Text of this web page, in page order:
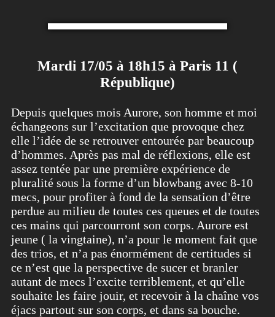
Mardi 17/05 à 18h15 à Paris 11 (
République)
Depuis quelques mois Aurore, son homme et moi
échangeons sur l’excitation que provoque chez
elle l’idée de se retrouver entourée par beaucoup
d’hommes. Après pas mal de réflexions, elle est
assez tentée par une première expérience de
pluralité sous la forme d’un blowbang avec 8-10
mecs, pour profiter à fond de la sensation d’être
perdue au milieu de toutes ces queues et de toutes
ces mains qui parcourront son corps. Aurore est
jeune ( la vingtaine), n’a pour le moment fait que
des trios, et n’a pas énormément de certitudes si
ce n’est que la perspective de sucer et branler
autant de mecs l’excite terriblement, et qu’elle
souhaite les faire jouir, et recevoir à la chaîne vos
éjacs partout sur son corps, et dans sa bouche.